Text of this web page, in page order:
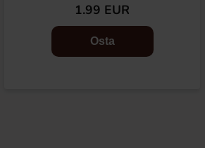
1.99 EUR
Osta